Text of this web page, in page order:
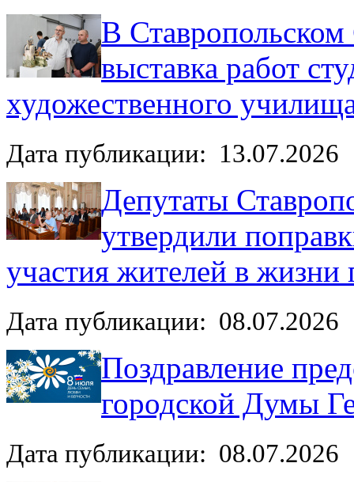
В
выставка работ
художественного
Дата публикации: 13.07.2026
Депутаты
утвердили
участия жителей в жизни
Дата публикации: 08.07.2026
Поздравление
городской Думы
Дата публикации: 08.07.2026